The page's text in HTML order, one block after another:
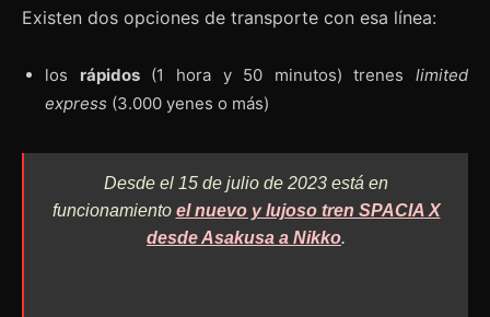
Existen dos opciones de transporte con esa línea:
los rápidos(1 hora y 50 minutos) trenes limited
express (3.000 yenes o más)
Desde el 15 de julio de 2023 está en
funcionamiento el nuevo y lujoso tren SPACIA X
desde Asakusa a Nikko.